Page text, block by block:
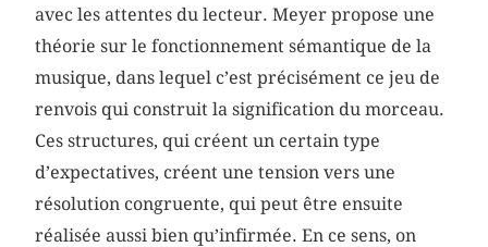
avec les attentes du lecteur. Meyer propose une
théorie sur le fonctionnement sémantique de la
musique, dans lequel c’est précisément ce jeu de
renvois qui construit la signification du morceau.
Ces structures, qui créent un certain type
d’expectatives, créent une tension vers une
résolution congruente, qui peut être ensuite
réalisée aussi bien qu’infirmée. En ce sens, on